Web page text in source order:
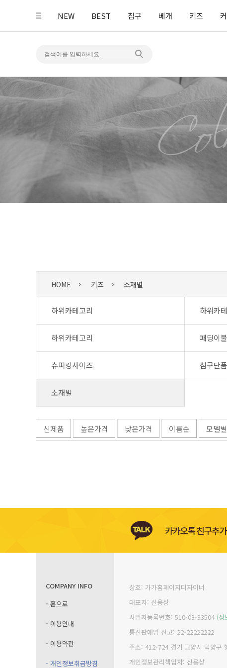
NEW BEST 침구 베개 키즈
HOME 키즈 소재별
하위카테고리 하위카
하위카테고리 패딩이
슈퍼킹사이즈 침구단품
소재별
신제품 높은가격 낮은가격 이름순 모델별
COMPANY INFO
- 홈으로
- 이용안내
- 이용약관
- 개인정보취급방침
상호: 가가홈페이지디자이너
대표자: 신용상
사업자등록번호: 510-03-33504 (정
통신판매업 신고: 22-22222222
주소: 412-724 경기 고양시 덕양구
개인정보관리책임자: 신용상